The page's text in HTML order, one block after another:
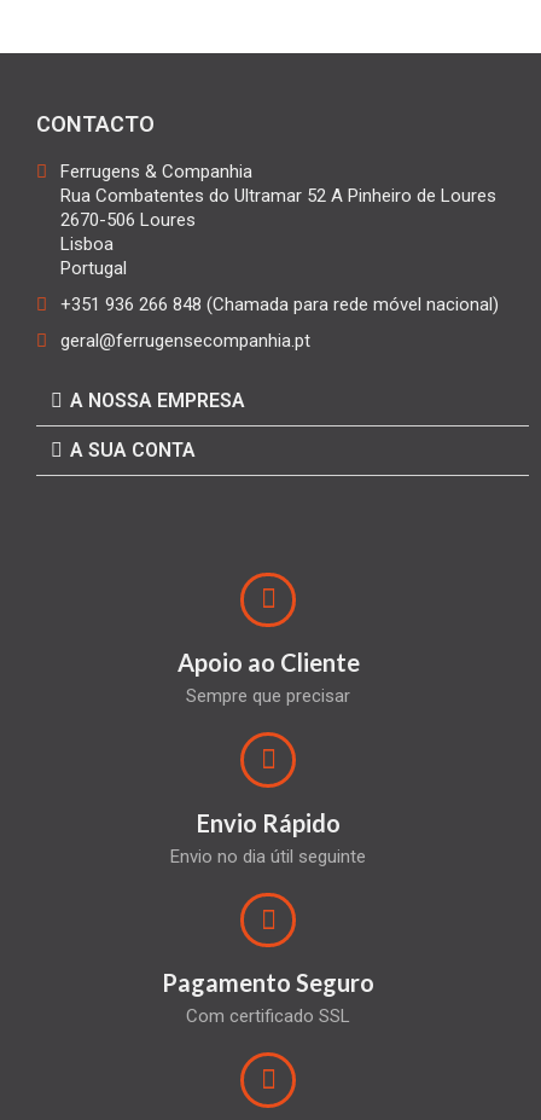
CONTACTO
Ferrugens & Companhia
Rua Combatentes do Ultramar 52 A Pinheiro de Loures
2670-506 Loures
Lisboa
Portugal
+351 936 266 848 (Chamada para rede móvel nacional)
geral@ferrugensecompanhia.pt
A NOSSA EMPRESA
A SUA CONTA
Apoio ao Cliente
Sempre que precisar
Envio Rápido
Envio no dia útil seguinte
Pagamento Seguro
Com certificado SSL